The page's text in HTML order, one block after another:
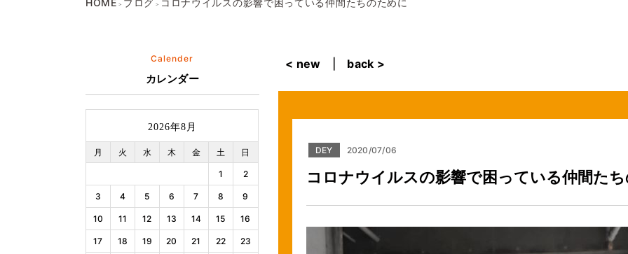
HOME > ブログ > コロナウイルスの影響で困っている仲間たちのために
Calender
カレンダー
2026年8月
月 火 水 木 金 土 日
1 2
3 4 5 6 7 8 9
10 11 12 13 14 15 16
17 18 19 20 21 22 23
< new back >
DEY 2020/07/06
コロナウイルスの影響で困っている仲間た